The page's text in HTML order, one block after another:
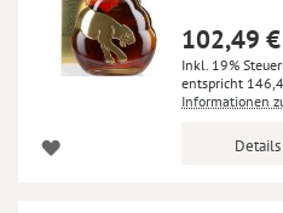
102,49 €
Inkl. 19%
Informationen
Details